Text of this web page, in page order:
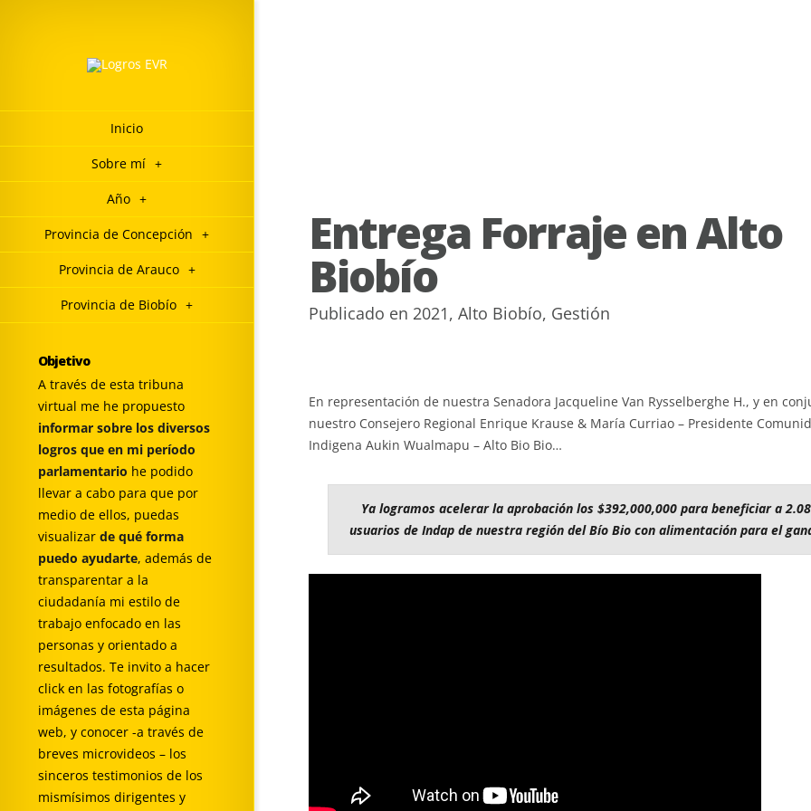
Inicio
Sobre mí +
Año +
Provincia de Concepción +
Provincia de Arauco +
Provincia de Biobío +
Objetivo
A través de esta tribuna
virtual me he propuesto
informar sobre los diversos
logros que en mi período
parlamentario he podido
llevar a cabo para que por
medio de ellos, puedas
visualizar de qué forma
puedo ayudarte, además de
transparentar a la
ciudadanía mi estilo de
trabajo enfocado en las
personas y orientado a
resultados. Te invito a hacer
click en las fotografías o
imágenes de esta página
web, y conocer -a través de
breves microvideos – los
sinceros testimonios de los
mismísimos dirigentes y
Entrega Forraje en Alto
Biobío
Publicado en 2021, Alto Biobío, Gestión
En representación de nuestra Senadora Jacqueline Van Rysselberghe H., y en
nuestro Consejero Regional Enrique Krause & María Curriao – Presidente
Indigena Aukin Wualmapu – Alto Bio Bio…
Ya logramos acelerar la aprobación los $392,000,000 para beneficiar a
usuarios de Indap de nuestra región del Bío Bio con alimentación para el